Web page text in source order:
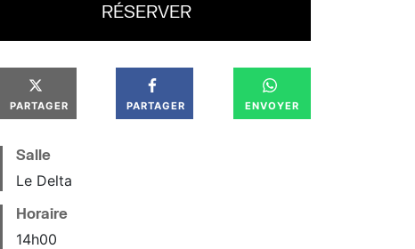
RÉSERVER
PARTAGER PARTAGER ENVOYER
Salle
Le Delta
Horaire
14h00